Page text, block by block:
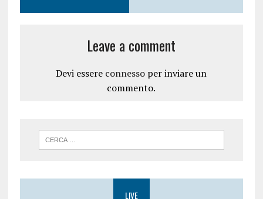
Leave a comment
Devi essere connesso per inviare un
commento.
LIVE